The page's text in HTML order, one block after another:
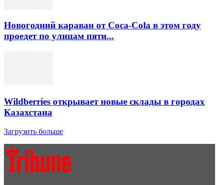
Новогодний караван от Coca-Cola в этом году
проедет по улицам пяти...
Wildberries открывает новые склады в городах
Казахстана
Загрузить больше